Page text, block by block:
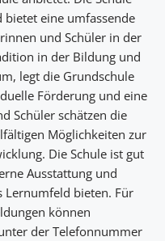
eine umfassende
und Schüler in der
in der Bildung und
legt die Grundschule
Förderung und eine
Schüler schätzen die
Möglichkeiten zur
Die Schule ist gut
Ausstattung und
Lernumfeld bieten. Für
können
der Telefonnummer